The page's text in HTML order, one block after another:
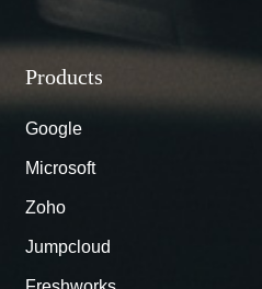
Google
Microsoft
Zoho
Jumpcloud